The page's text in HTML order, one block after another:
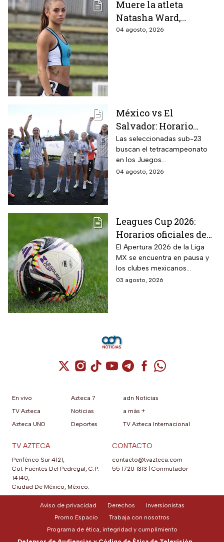
Muere la atleta
Natasha Ward,
promesa del atletismo
04 agosto, 2026
México vs El
Salvador: Horario
oficial y dónde ver la
semifinal de la
femenil en los Juegos
Centroamericanos
Las seleccionadas sub-23
buscan el tetracampeonato
en los Juegos
Centroamericanos y del
04 agosto, 2026
Leagues Cup 2026:
Horarios oficiales de
los partidos de la Liga
MX vs MLS de la Fase
1
El Apertura 2026 de la Liga
MX se encuentra en pausa y
los clubes mexicanos
competirán en el torneo
03 agosto, 2026
Cuenta de X / Twitter (se abre en una
Cuenta de Instagram (se abre en una
Cuenta de TikTok (se abre en
Cuenta de YouTube (se abre
Cuenta de Telegram (se
Cuenta de
Cuenta de
En vivo
TV Azteca
Azteca UNO
Azteca 7
Noticias
Deportes
adn Noticias
a más +
TV Azteca Internacional
TV AZTECA
Periférico Sur 4121,
Col. Fuentes Del Pedregal, C.P.
14140,
Ciudad De México, México.
CONTACTO
contacto@tvazteca.com
55 1720 1313
Conmutador
Aviso de privacidad Derechos
Inversionistas
Promo Espacio
Trabaja con nosotros
Programa de ética, integridad y cumplimiento